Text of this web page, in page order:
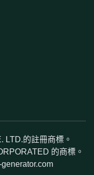
LTD.的註冊商標。
的商標。